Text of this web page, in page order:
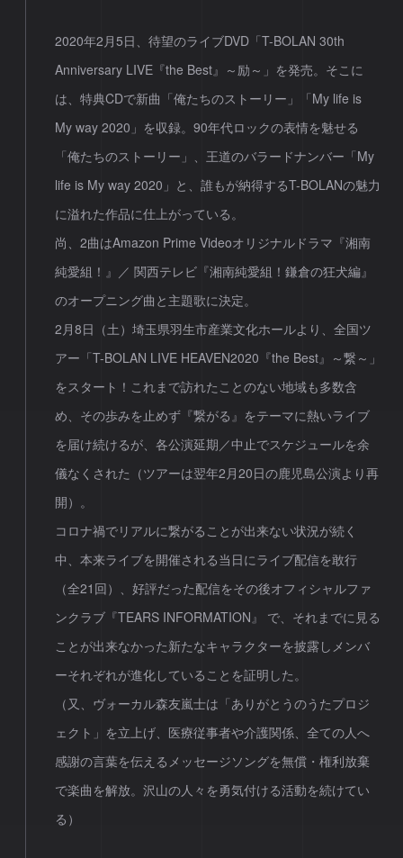
2020年2月5日、待望のライブDVD「T-BOLAN 30th
Anniversary LIVE『the Best』～励～」を発売。そこに
は、特典CDで新曲「俺たちのストーリー」「My life is
My way 2020」を収録。90年代ロックの表情を魅せる
「俺たちのストーリー」、王道のバラードナンバー「My
life is My way 2020」と、誰もが納得するT-BOLANの魅力
に溢れた作品に仕上がっている。
尚、2曲はAmazon Prime Videoオリジナルドラマ『湘南
純愛組！』／ 関西テレビ『湘南純愛組！鎌倉の狂犬編』
のオープニング曲と主題歌に決定。
2月8日（土）埼玉県羽生市産業文化ホールより、全国ツ
アー「T-BOLAN LIVE HEAVEN2020『the Best』～繋～」
をスタート！これまで訪れたことのない地域も多数含
め、その歩みを止めず『繋がる』をテーマに熱いライブ
を届け続けるが、各公演延期／中止でスケジュールを余
儀なくされた（ツアーは翌年2月20日の鹿児島公演より再
開）。
コロナ禍でリアルに繋がることが出来ない状況が続く
中、本来ライブを開催される当日にライブ配信を敢行
（全21回）、好評だった配信をその後オフィシャルファ
ンクラブ『TEARS INFORMATION』 で、それまでに見る
ことが出来なかった新たなキャラクターを披露しメンバ
ーそれぞれが進化していることを証明した。
（又、ヴォーカル森友嵐士は「ありがとうのうたプロジ
ェクト」を立上げ、医療従事者や介護関係、全ての人へ
感謝の言葉を伝えるメッセージソングを無償・権利放棄
で楽曲を解放。沢山の人々を勇気付ける活動を続けてい
る）